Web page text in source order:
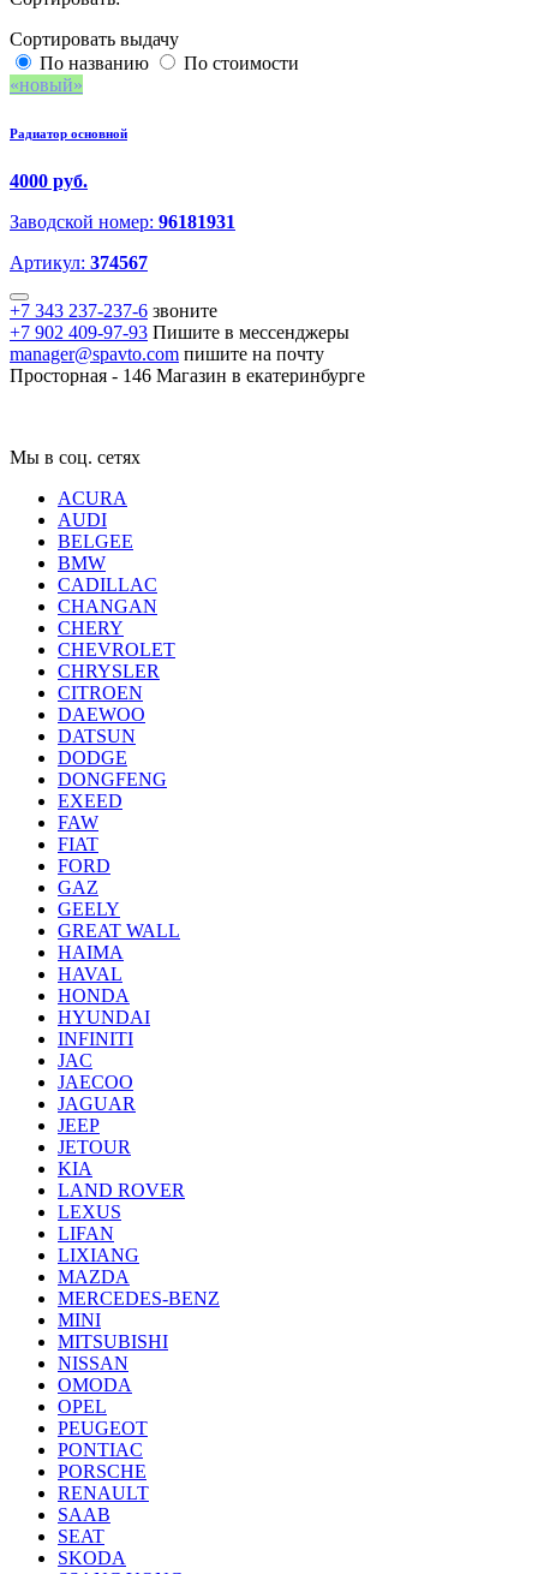
Сортировать выдачу
По названию
По стоимости
новый
Радиатор основной
4000 руб.
Заводской номер: 96181931
Артикул: 374567
+7 343 237-237-6 звоните
+7 902 409-97-93 Пишите в мессенджеры
manager@spavto.com пишите на почту
Просторная - 146 Магазин в екатеринбурге
Мы в соц. сетях
ACURA
AUDI
BELGEE
BMW
CADILLAC
CHANGAN
CHERY
CHEVROLET
CHRYSLER
CITROEN
DAEWOO
DATSUN
DODGE
DONGFENG
EXEED
FAW
FIAT
FORD
GAZ
GEELY
GREAT WALL
HAIMA
HAVAL
HONDA
HYUNDAI
INFINITI
JAC
JAECOO
JAGUAR
JEEP
JETOUR
KIA
LAND ROVER
LEXUS
LIFAN
LIXIANG
MAZDA
MERCEDES-BENZ
MINI
MITSUBISHI
NISSAN
OMODA
OPEL
PEUGEOT
PONTIAC
PORSCHE
RENAULT
SAAB
SEAT
SKODA